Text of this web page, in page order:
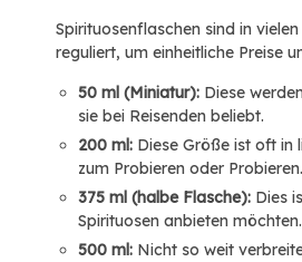
Spirituosenflaschen sind in
reguliert, um einheitliche Preise
50 ml (Miniatur): Diese
sie bei Reisenden beliebt.
200 ml: Diese Größe ist oft in
zum Probieren oder Probieren.
375 ml (halbe Flasche): Dies
Spirituosen anbieten möchten.
500 ml: Nicht so weit